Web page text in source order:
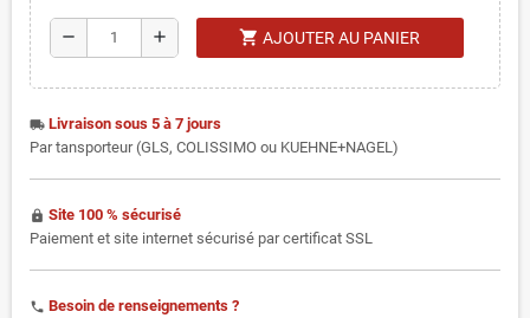
remove add shopping_cart AJOUTER AU PANIER
local_shipping Livraison sous 5 à 7 jours
Par tansporteur (GLS, COLISSIMO ou KUEHNE+NAGEL)
https Site 100 % sécurisé
Paiement et site internet sécurisé par certificat SSL
phone Besoin de renseignements ?